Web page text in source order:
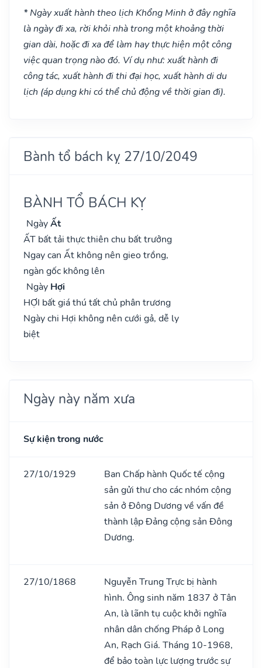
* Ngày xuất hành theo lịch Khổng Minh ở đây nghĩa
là ngày đi xa, rời khỏi nhà trong một khoảng thời
gian dài, hoặc đi xa để làm hay thực hiện một công
việc quan trọng nào đó. Ví dụ như: xuất hành đi
công tác, xuất hành đi thi đại học, xuất hành di du
lịch (áp dụng khi có thể chủ động về thời gian đi).
Bành tổ bách kỵ 27/10/2049
BÀNH TỔ BÁCH KỴ
NgàyẤt
ẤT bất tải thực thiên chu bất trưởng
Ngay can Ất không nên gieo trồng,
ngàn gốc không lên
Ngày Hợi
HỢI bất giá thú tất chủ phân trương
Ngày chi Hợi không nên cưới gả, dễ ly
biệt
Ngày này năm xưa
Sự kiện trong nước
27/10/1929
Ban Chấp hành Quốc tế cộng
sản gửi thư cho các nhóm cộng
sản ở Đông Dương về vấn đề
thành lập Đảng cộng sản Đông
Dương.
27/10/1868
Nguyễn Trung Trực bị hành
hình. Ông sinh năm 1837 ở Tân
An, là lãnh tụ cuộc khởi nghĩa
nhân dân chống Pháp ở Long
An, Rạch Giá. Tháng 10-1968,
để bảo toàn lực lượng trước sự